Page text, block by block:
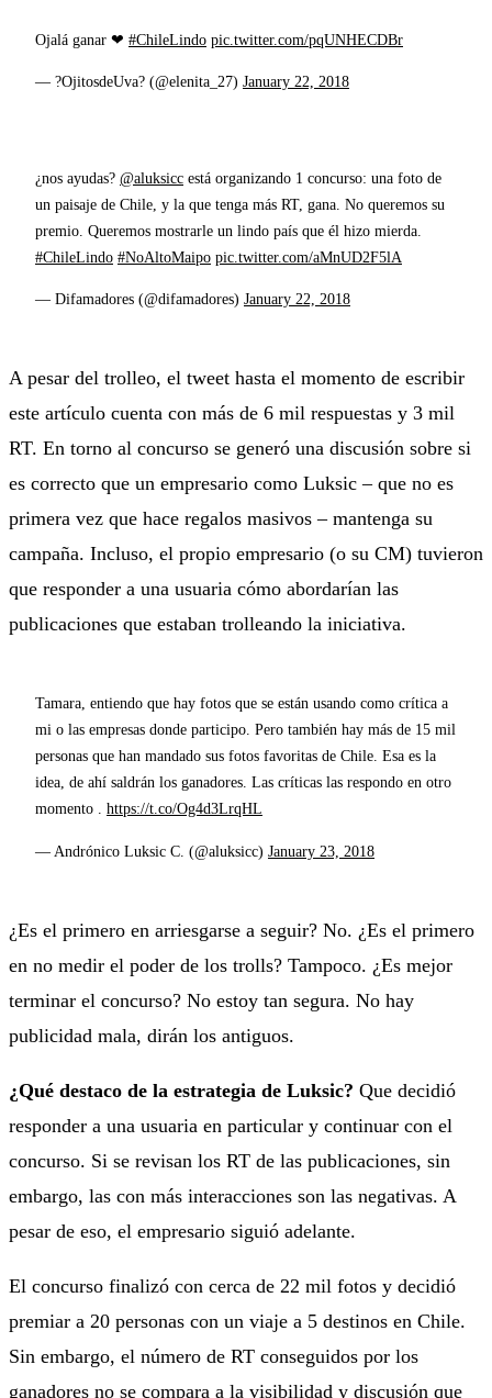
Ojalá ganar ❤ #ChileLindo pic.twitter.com/pqUNHECDBr
— ?OjitosdeUva? (@elenita_27) January 22, 2018
¿nos ayudas? @aluksicc está organizando 1 concurso: una foto de
un paisaje de Chile, y la que tenga más RT, gana. No queremos su
premio. Queremos mostrarle un lindo país que él hizo mierda.
#ChileLindo #NoAltoMaipo pic.twitter.com/aMnUD2F5lA
— Difamadores (@difamadores) January 22, 2018
A pesar del trolleo, el tweet hasta el momento de escribir
este artículo cuenta con más de 6 mil respuestas y 3 mil
RT. En torno al concurso se generó una discusión sobre si
es correcto que un empresario como Luksic – que no es
primera vez que hace regalos masivos – mantenga su
campaña. Incluso, el propio empresario (o su CM) tuvieron
que responder a una usuaria cómo abordarían las
publicaciones que estaban trolleando la iniciativa.
Tamara, entiendo que hay fotos que se están usando como crítica a
mi o las empresas donde participo. Pero también hay más de 15 mil
personas que han mandado sus fotos favoritas de Chile. Esa es la
idea, de ahí saldrán los ganadores. Las críticas las respondo en otro
momento . https://t.co/Og4d3LrqHL
— Andrónico Luksic C. (@aluksicc) January 23, 2018
¿Es el primero en arriesgarse a seguir? No. ¿Es el primero
en no medir el poder de los trolls? Tampoco. ¿Es mejor
terminar el concurso? No estoy tan segura. No hay
publicidad mala, dirán los antiguos.
¿Qué destaco de la estrategia de Luksic? Que decidió
responder a una usuaria en particular y continuar con el
concurso. Si se revisan los RT de las publicaciones, sin
embargo, las con más interacciones son las negativas. A
pesar de eso, el empresario siguió adelante.
El concurso finalizó con cerca de 22 mil fotos y decidió
premiar a 20 personas con un viaje a 5 destinos en Chile.
Sin embargo, el número de RT conseguidos por los
ganadores no se compara a la visibilidad y discusión que